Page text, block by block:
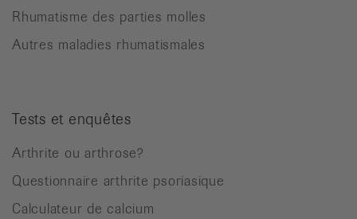
Rhumatisme des parties molles
Autres maladies rhumatismales
Tests et enquêtes
Arthrite ou arthrose?
Questionnaire arthrite psoriasique
Calculateur de calcium